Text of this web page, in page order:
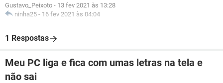
Gustavo_Peixoto - 13 fev 2021 às 13:28
ninha25 - 16 fev 2021 às 04:04
1 Respostas
Meu PC liga e fica com umas letras na tela e
não sai